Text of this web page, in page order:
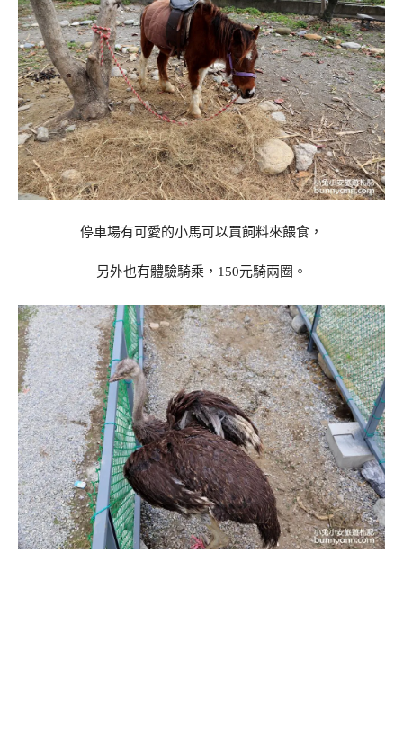
停車場有可愛的小馬可以買飼料來餵食，
另外也有體驗騎乘，150元騎兩圈。